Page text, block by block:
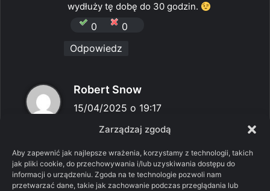
Zarządzaj zgodą
Aby zapewnić jak najlepsze wrażenia, korzystamy z technologii, takich
jak pliki cookie, do przechowywania i/lub uzyskiwania dostępu do
informacji o urządzeniu. Zgoda na te technologie pozwoli nam
przetwarzać dane, takie jak zachowanie podczas przeglądania lub
e
wydłuży tę dobę do 30 godzin.
0
0
Odpowiedz
Robert Snow
i
e
:
15/04/2025 o 19:17
Może niedługo wprowadzą jakiś nowy
tyle?
0
0